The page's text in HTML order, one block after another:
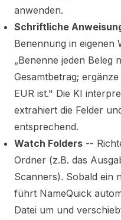
anwenden.
Schriftliche
Benennung in eigenen
„Benenne jeden Beleg
Gesamtbetrag;
EUR ist." Die KI
extrahiert die Felder
entsprechend.
Watch Folders --
Ordner (z.B. das
Scanners). Sobald ein
führt NameQuick
Datei um und